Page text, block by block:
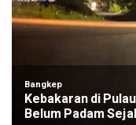
Bangkep
Kebakaran di
Belum Padam